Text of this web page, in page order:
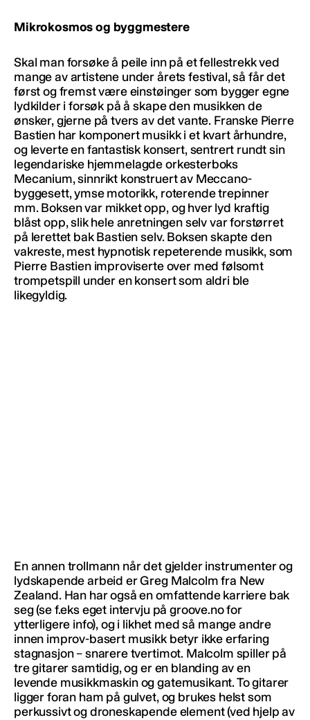
Mikrokosmos og byggmestere
Skal man forsøke å peile inn på et fellestrekk ved
mange av artistene under årets festival, så får det
først og fremst være einstøinger som bygger egne
lydkilder i forsøk på å skape den musikken de
ønsker, gjerne på tvers av det vante. Franske Pierre
Bastien har komponert musikk i et kvart århundre,
og leverte en fantastisk konsert, sentrert rundt sin
legendariske hjemmelagde orkesterboks
Mecanium, sinnrikt konstruert av Meccano-
byggesett, ymse motorikk, roterende trepinner
mm. Boksen var mikket opp, og hver lyd kraftig
blåst opp, slik hele anretningen selv var forstørret
på lerettet bak Bastien selv. Boksen skapte den
vakreste, mest hypnotisk repeterende musikk, som
Pierre Bastien improviserte over med følsomt
trompetspill under en konsert som aldri ble
likegyldig.
En annen trollmann når det gjelder instrumenter og
lydskapende arbeid er Greg Malcolm fra New
Zealand. Han har også en omfattende karriere bak
seg (se f.eks eget intervju på groove.no for
ytterligere info), og i likhet med så mange andre
innen improv-basert musikk betyr ikke erfaring
stagnasjon – snarere tvertimot. Malcolm spiller på
tre gitarer samtidig, og er en blanding av en
levende musikkmaskin og gatemusikant. To gitarer
ligger foran ham på gulvet, og brukes helst som
perkussivt og droneskapende element (ved hjelp av